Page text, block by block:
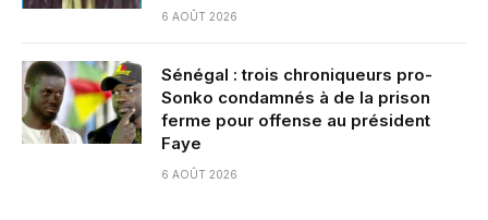
6 AOÛT 2026
Sénégal : trois chroniqueurs pro-
Sonko condamnés à de la prison
ferme pour offense au président
Faye
6 AOÛT 2026